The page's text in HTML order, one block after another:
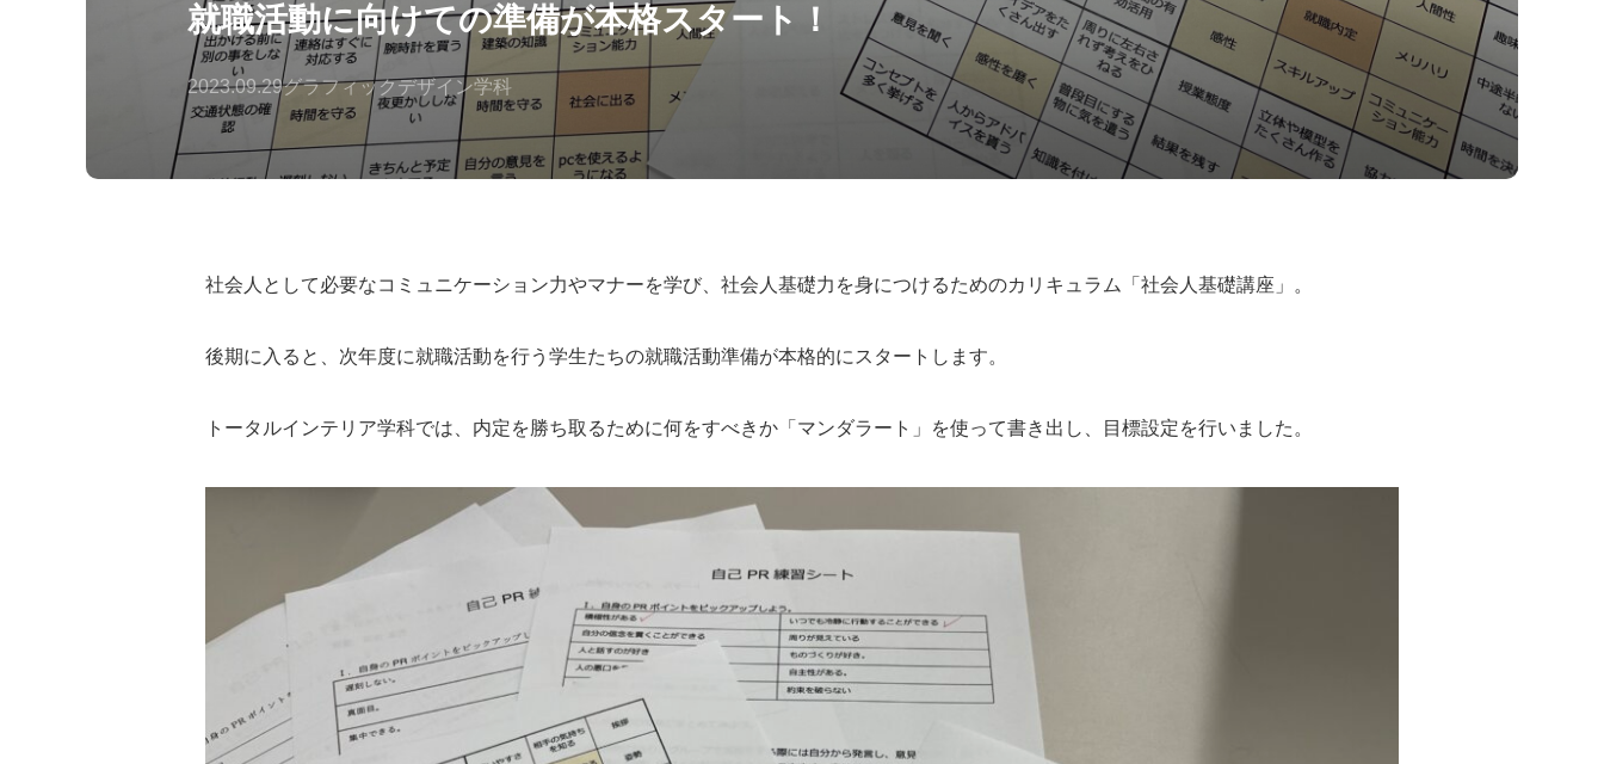
就職活動に向けての準備が本格スタート！
2023.09.29グラフィックデザイン学科
社会人として必要なコミュニケーション力やマナーを学び、社会人基礎力を身につけるためのカリキュラム「社会人基礎講座」。
後期に入ると、次年度に就職活動を行う学生たちの就職活動準備が本格的にスタートします。
トータルインテリア学科では、内定を勝ち取るために何をすべきか「マンダラート」を使って書き出し、目標設定を行いました。